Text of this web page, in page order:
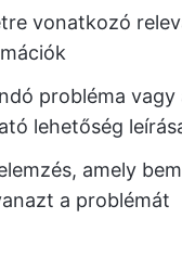
vonatkozó
probléma vagy
lehetőség
amely
a problémát